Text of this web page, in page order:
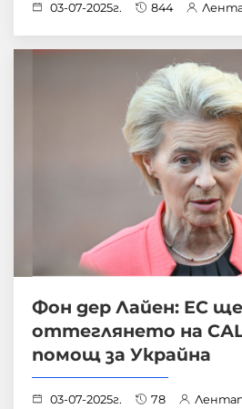
03-07-2025г. 844
Фон дер Лайен: ЕС
оттеглянето на
помощ за Украйна
03-07-2025г. 78